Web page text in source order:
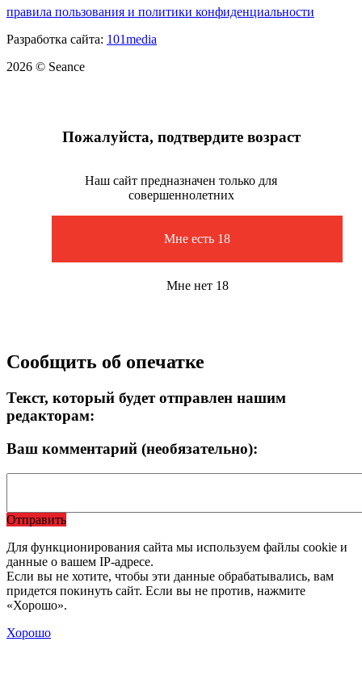
правила пользования и политики конфиденциальности
Разработка сайта: 101media
2026 © Seance
Пожалуйста, подтвердите возраст
Наш сайт предназначен только для
совершеннолетних
Мне есть 18
Мне нет 18
Сообщить об опечатке
Текст, который будет отправлен нашим
редакторам:
Ваш комментарий (необязательно):
Отправить
Для функционирования сайта мы используем файлы cookie и
данные о вашем IP-адресе.
Если вы не хотите, чтобы эти данные обрабатывались, вам
придется покинуть сайт. Если вы не против, нажмите
«Хорошо».
Хорошо